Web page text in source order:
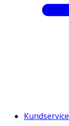
Kundservice